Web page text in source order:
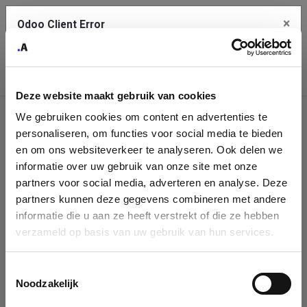
Deze website maakt gebruik van cookies
We gebruiken cookies om content en advertenties te
personaliseren, om functies voor social media te bieden
en om ons websiteverkeer te analyseren. Ook delen we
informatie over uw gebruik van onze site met onze
partners voor social media, adverteren en analyse. Deze
partners kunnen deze gegevens combineren met andere
informatie die u aan ze heeft verstrekt of die ze hebben
verzameld op basis van uw gebruik van hun services.
Noodzakelijk
Company
Identification
Please fill in your company details
You can search a company in our database by name, VAT or
enterprise ID. When a company is selected it will auto-complete the
form. If you don't find your company in our database, you can create
Odoo Client Error ×
service.
See details
Ok